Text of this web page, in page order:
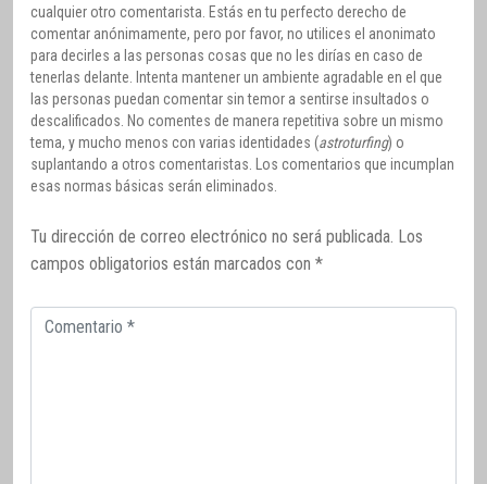
cualquier otro comentarista. Estás en tu perfecto derecho de
comentar anónimamente, pero por favor, no utilices el anonimato
para decirles a las personas cosas que no les dirías en caso de
tenerlas delante. Intenta mantener un ambiente agradable en el que
las personas puedan comentar sin temor a sentirse insultados o
descalificados. No comentes de manera repetitiva sobre un mismo
tema, y mucho menos con varias identidades (astroturfing) o
suplantando a otros comentaristas. Los comentarios que incumplan
esas normas básicas serán eliminados.
Tu dirección de correo electrónico no será publicada. Los
campos obligatorios están marcados con *
Comentario